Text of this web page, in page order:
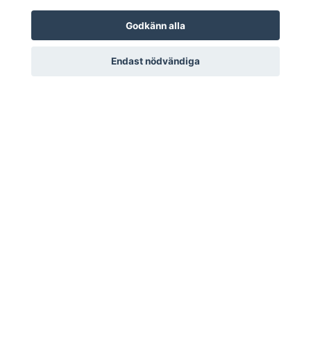
ESP Zeus PaulGodkänn alla
Endast nödvändiga